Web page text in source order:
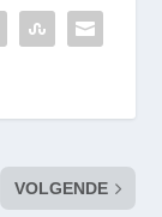
VOLGENDE